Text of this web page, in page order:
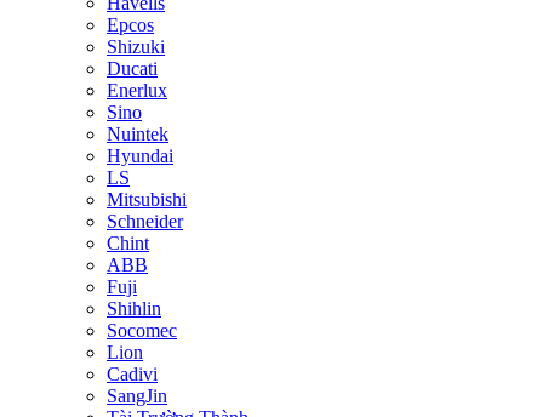
Epcos
Shizuki
Ducati
Enerlux
Sino
Nuintek
Hyundai
LS
Mitsubishi
Schneider
Chint
ABB
Fuji
Shihlin
Socomec
Lion
Cadivi
SangJin